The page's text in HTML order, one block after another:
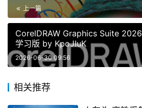
上一篇
CorelDRAW Graphics Suite
学习版 by KpoJIuK
2026-06-30 09:56
相关推荐